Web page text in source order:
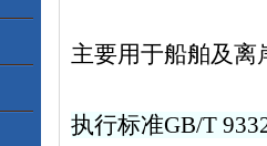
主要用于船舶及离
执行标准GB/T